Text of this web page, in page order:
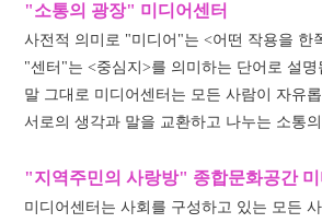
"소통의 광장" 미디어센터
사전적 의미로 "미디어"는 <어떤 작용을 한
"센터"는 <중심지>를 의미하는 단어로 설명
말 그대로 미디어센터는 모든 사람이 자유
서로의 생각과 말을 교환하고 나누는 소통
"지역주민의 사랑방" 종합문화공간
미디어센터는 사회를 구성하고 있는 모든